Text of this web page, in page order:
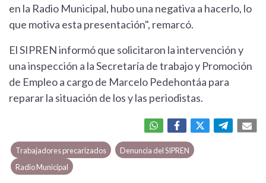
en la Radio Municipal, hubo una negativa a hacerlo, lo
que motiva esta presentación", remarcó.
El SIPREN informó que solicitaron la intervención y
una inspección a la Secretaría de trabajo y Promoción
de Empleo a cargo de Marcelo Pedehontáa para
reparar la situación de los y las periodistas.
Trabajadores precarizados
Denuncia del SIPREN
Radio Municipal